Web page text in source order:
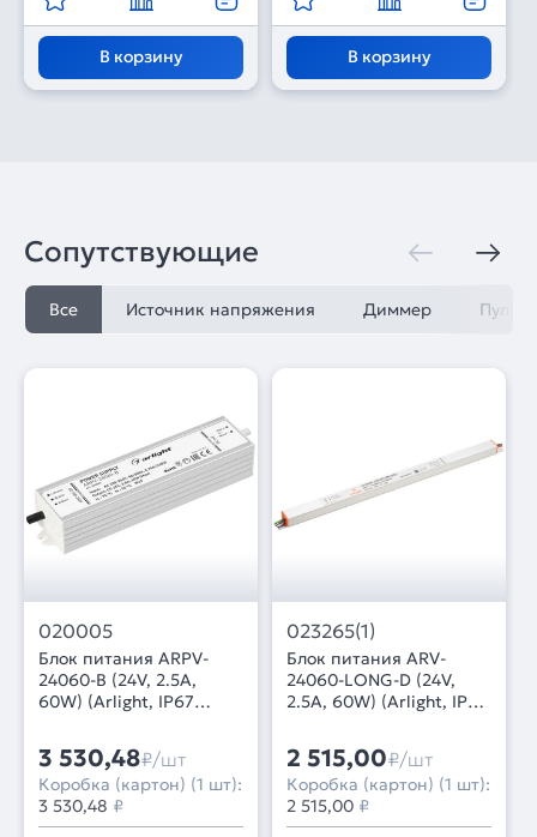
В корзину В корзину
Сопутствующие
Все Источник напряжения Диммер Пульт
020005
Блок питания ARPV-
24060-B (24V, 2.5A,
60W) (Arlight, IP67
3 530,48₽/шт
Коробка (картон) (1 шт):
3 530,48 ₽
023265(1)
Блок питания ARV-
24060-LONG-D (24V,
2.5A, 60W) (Arlight, IP20
2 515,00₽/шт
Коробка (картон) (1 шт):
2 515,00 ₽